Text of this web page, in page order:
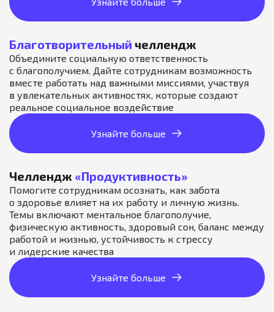
Благотворительный челлендж
Объедините социальную ответственность
с благополучием. Дайте сотрудникам возможность
вместе работать над важными миссиями, участвуя
в увлекательных активностях, которые создают
реальное социальное воздействие
Узнайте больше
Челлендж «Продуктивность»
Помогите сотрудникам осознать, как забота
о здоровье влияет на их работу и личную жизнь.
Темы включают ментальное благополучие,
физическую активность, здоровый сон, баланс между
работой и жизнью, устойчивость к стрессу
и лидерские качества
Узнайте больше